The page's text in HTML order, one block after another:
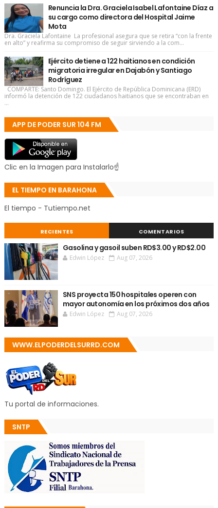
Renuncia la Dra. Graciela Isabel Lafontaine Díaz a
su cargo como directora del Hospital Jaime
Mota
Dra. Graciela Lafontaine La profesional asegura que se retira “con la frente
en alto” y reafirma su compromiso de seguir sirviendo a la com...
Ejército detiene a 122 haitianos en condición
migratoria irregular en Dajabón y Santiago
Rodríguez
COMPARTE: Santo Domingo. El Ejército de República Dominicana (ERD)
informó la detención de 122 ciudadanos haitianos que se encontraban en
...
APP DE PODER SUR 104 FM
Clic en la Imagen para Instalarlo☝
EL TIEMPO EN BARAHONA
El tiempo - Tutiempo.net
RECIENTES COMENTARIOS
Gasolina y gasoil suben RD$3.00 y RD$2.00
Edwin López Aug 07, 2026
SNS proyecta 150 hospitales operen con
mayor autonomía en los próximos dos años
Edwin López Aug 07, 2026
WWW.ELPODERDELSURRD.COM
Tu portal de informaciones.
SNTP